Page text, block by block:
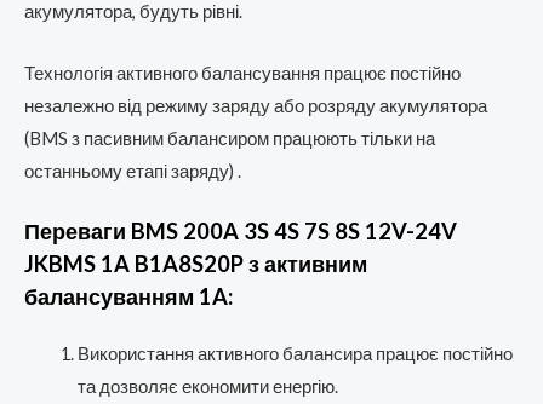
акумулятора, будуть рівні.
Технологія активного балансування працює постійно
незалежно від режиму заряду або розряду акумулятора
(BMS з пасивним балансиром працюють тільки на
останньому етапі заряду) .
Переваги BMS 200A 3S 4S 7S 8S 12V-24V
JKBMS 1A B1A8S20P з активним
балансуванням 1A:
Використання активного балансира працює постійно
та дозволяє економити енергію.